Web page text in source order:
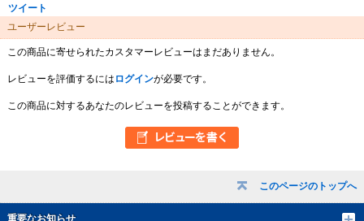
このページのトップへ
重要なお知らせ
ツイート
ユーザーレビュー
この商品に寄せられたカスタマーレビューはまだありません。
レビューを評価するには ログインが必要です。
この商品に対するあなたのレビューを投稿することができます。